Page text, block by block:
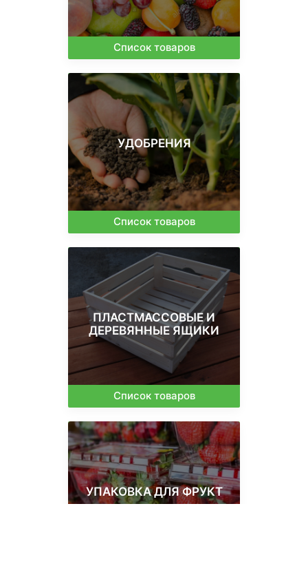
Список товаров
УДОБРЕНИЯ
Список товаров
ПЛАСТМАССОВЫЕ И
ДЕРЕВЯННЫЕ ЯЩИКИ
Список товаров
УПАКОВКА ДЛЯ ФРУКТ